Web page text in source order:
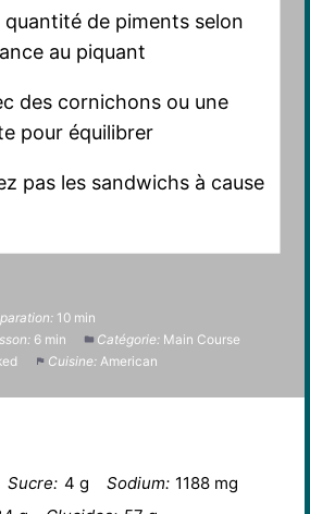
quantité de piments selon
au piquant
des cornichons ou une
pour équilibrer
pas les sandwichs à cause
10 min
6 min Catégorie: Main Course
Cuisine: American
Sucre: 4 g Sodium: 1188 mg